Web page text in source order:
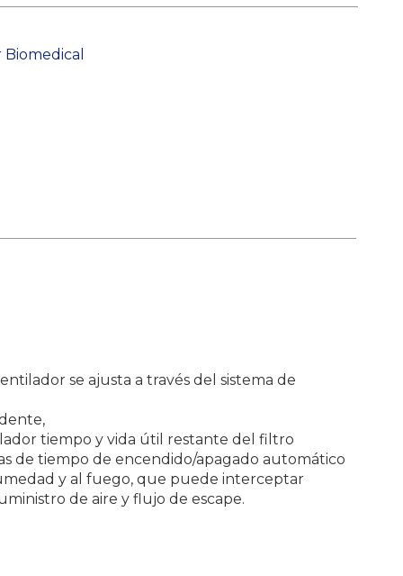
Biomedical
se ajusta a través del sistema de
tiempo y vida útil restante del filtro
de tiempo de encendido/apagado automático
y al fuego, que puede interceptar
de aire y flujo de escape.